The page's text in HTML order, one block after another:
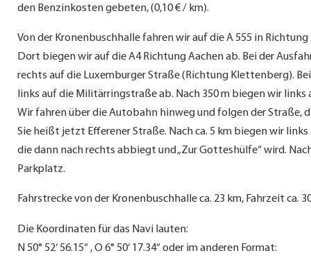
den Benzinkosten gebeten, (0,10 € / km).
Von der Kronenbuschhalle fahren wir auf die A 555 in Richtung
Dort biegen wir auf die A4 Richtung Aachen ab. Bei der
rechts auf die Luxemburger Straße (Richtung Klettenberg).
links auf die Militärringstraße ab. Nach 350 m biegen wir links
Wir fahren über die Autobahn hinweg und folgen der Straße,
Sie heißt jetzt Efferener Straße. Nach ca. 5 km biegen wir
die dann nach rechts abbiegt und „Zur Gotteshülfe“ wird.
Parkplatz.
Fahrstrecke von der Kronenbuschhalle ca. 23 km, Fahrzeit ca.
Die Koordinaten für das Navi lauten:
N 50° 52‘ 56.15“ , O 6° 50‘ 17.34“ oder im anderen Format: